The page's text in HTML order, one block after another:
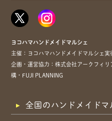
ヨコハマハンドメイドマルシェ
主催：ヨコハマハンドメイドマルシェ実
企画・運営協力：株式会社アークフィ
構・FUJI PLANNING
全国のハンドメイドマ